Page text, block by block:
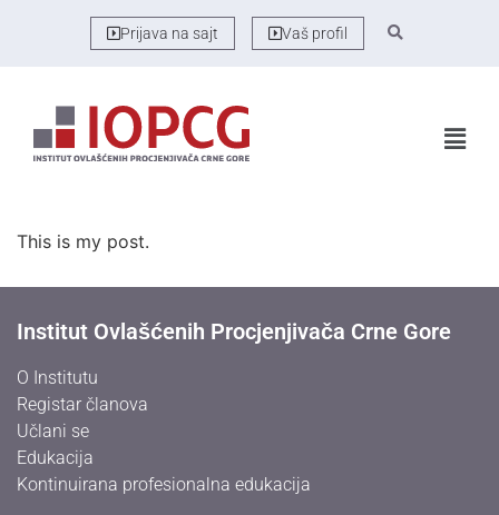
Prijava na sajt Vaš profil
This is my post.
Institut Ovlašćenih Procjenjivača Crne Gore
O Institutu
Registar članova
Učlani se
Edukacija
Kontinuirana profesionalna edukacija